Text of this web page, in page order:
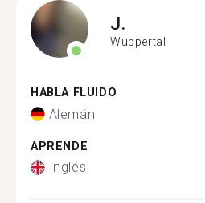
J.
Wuppertal
HABLA FLUIDO
Alemán
APRENDE
Inglés